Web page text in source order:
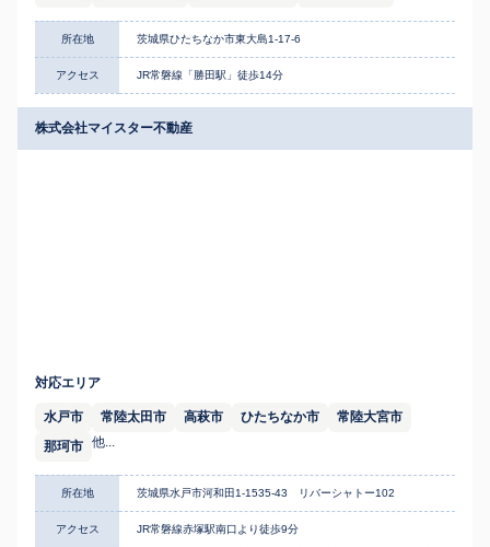
所在地 茨城県ひたちなか市東大島1-17-6
アクセス JR常磐線「勝田駅」徒歩14分
株式会社マイスター不動産
対応エリア
水戸市 常陸太田市 高萩市 ひたちなか市
常陸大宮市
那珂市 他...
所在地 茨城県水戸市河和田1-1535-43 リバーシャトー102
アクセス JR常磐線赤塚駅南口より徒歩9分